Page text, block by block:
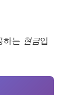
하는 현금입